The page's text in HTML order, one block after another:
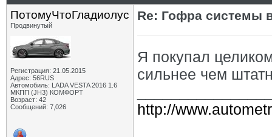
ПотомуЧтоГладиолус
Продвинутый
Регистрация: 21.05.2015
Адрес: 56RUS
Автомобиль: LADA VESTA 2016 1.6
МКПП (JH3) КОМФОРТ
Возраст: 42
Сообщений: 7,026
Re: Гофра системы
Я покупал
сильнее чем
http://